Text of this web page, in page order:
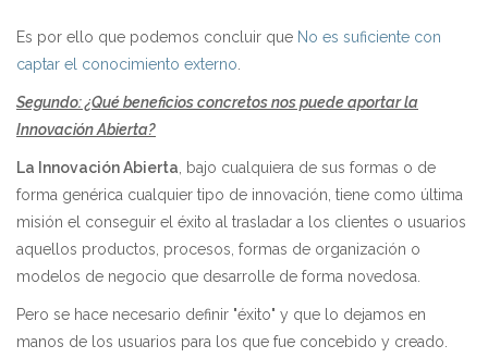
Es por ello que podemos concluir que No es suficiente con
captar el conocimiento externo
Segundo: ¿Qué beneficios concretos nos puede aportar la
Innovación Abierta?
La Innovación Abierta , bajo cualquiera de sus formas o de
forma genérica cualquier tipo de innovación, tiene como última
misión el conseguir el éxito al trasladar a los clientes o usuarios
aquellos productos, procesos, formas de organización o
modelos de negocio que desarrolle de forma novedosa.
Pero se hace necesario definir "éxito" y que lo dejamos en
manos de los usuarios para los que fue concebido y creado.